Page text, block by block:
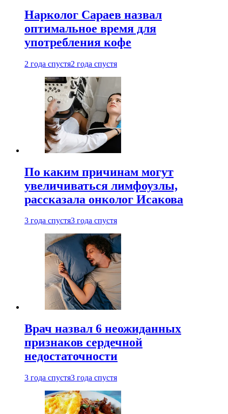
Нарколог Сараев назвал
оптимальное время для
употребления кофе
2 года спустя2 года спустя
По каким причинам могут
увеличиваться лимфоузлы,
рассказала онколог Исакова
3 года спустя3 года спустя
Врач назвал 6 неожиданных
признаков сердечной
недостаточности
3 года спустя3 года спустя